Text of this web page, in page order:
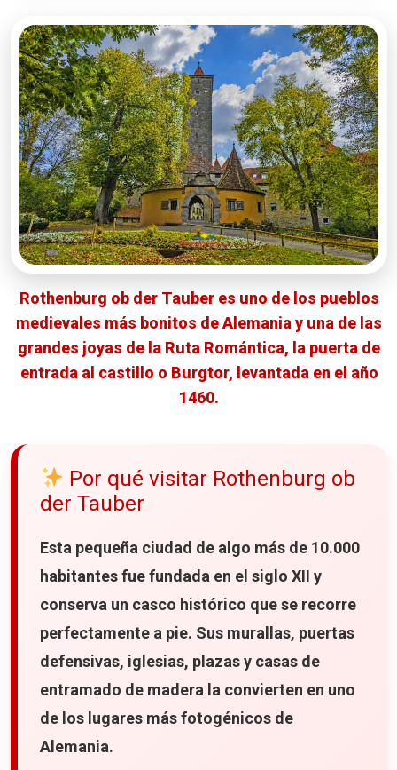
¿Sabías que...?
5. Tienda y Museo de Navidad de Käthe Wohlfahrt
Información práctica
¿Sabías que...?
Nuestra opinión
6. El Castillo de Toppler (Topplerschlösschen)
Información práctica
¿Sabías que...?
Nuestra opinión
7. Markusturm y Röderbogen
Nuestro consejo
Qué recomendamos probar
¿Sabías que...?
Información práctica
Nuestra opinión
Dónde alojarse en Rothenburg ob der Tauber
Rothenburg ob der Tauber es uno de los pueblos
medievales más bonitos de Alemania y una de las
grandes joyas de la Ruta Romántica, la puerta de
entrada al castillo o Burgtor, levantada en el año
1460.
Por qué visitar Rothenburg ob
der Tauber
Esta pequeña ciudad de algo más de 10.000
habitantesfue fundada en el siglo XII y
conserva un casco histórico que se recorre
perfectamente a pie. Sus murallas, puertas
defensivas, iglesias, plazas y casas de
entramado de madera la convierten en uno
de los lugares más fotogénicos de
Alemania.